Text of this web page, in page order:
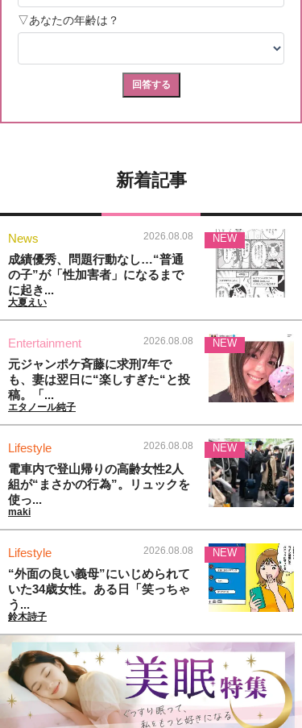
新着記事
News 2026.08.08
成績優秀、問題行動なし…“普通
の子”が「性加害者」になるまで
に起き...
大夏えい
NEW
Entertainment 2026.08.08
元ジャンポケ斉藤に求刑7年で
も、妻は翌日に“楽しすぎた“と投
稿。「...
エタノール純子
NEW
Lifestyle 2026.08.08
電車内で登山帰りの高齢女性2人
組が“まさかの行為”。リュックを
使っ...
maki
NEW
Lifestyle 2026.08.08
“外面の良い義母”にいじめられて
いた34歳女性。ある日「笑っちゃ
う...
鈴木詩子
NEW